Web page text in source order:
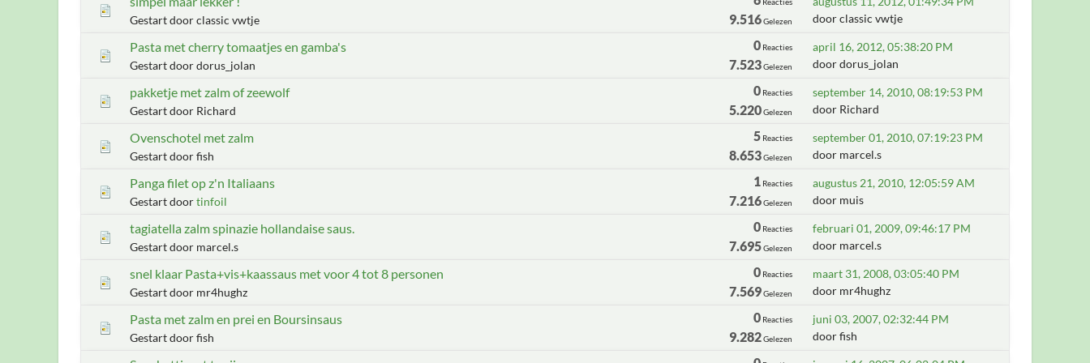
Gestart door classic vwtje 9.516Gelezen
door classic vwtje
Pasta met cherry tomaatjes en gamba's
Gestart door dorus_jolan
0 Reacties
7.523Gelezen
april 16, 2012, 05:38:20 PM
door dorus_jolan
pakketje met zalm of zeewolf
Gestart door Richard
0 Reacties
5.220Gelezen
september 14, 2010, 08:19:53 PM
door Richard
Ovenschotel met zalm
Gestart door fish
5 Reacties
8.653Gelezen
september 01, 2010, 07:19:23 PM
door marcel.s
Panga filet op z'n Italiaans
Gestart doortinfoil
1 Reacties
7.216Gelezen
augustus 21, 2010, 12:05:59 AM
door muis
tagiatella zalm spinazie hollandaise saus.
Gestart door marcel.s
0 Reacties
7.695Gelezen
februari 01, 2009, 09:46:17 PM
door marcel.s
snel klaar Pasta+vis+kaassaus met voor 4 tot 8 personen
Gestart door mr4hughz
0 Reacties
7.569Gelezen
maart 31, 2008, 03:05:40 PM
door mr4hughz
Pasta met zalm en prei en Boursinsaus
Gestart door fish
0 Reacties
9.282Gelezen
juni 03, 2007, 02:32:44 PM
door fish